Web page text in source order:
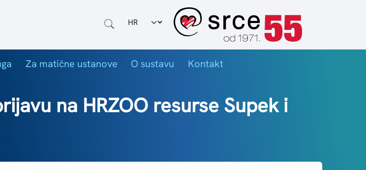
Odabir jezika
Za matične ustanove O sustavu Kontakt
na HRZOO resurse Supek i